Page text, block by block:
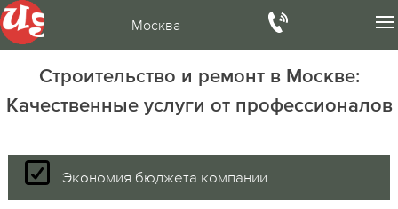
Москва
Строительство и ремонт в Москве:
Качественные услуги от профессионалов
Экономия бюджета компании